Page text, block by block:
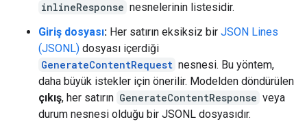
inlineResponse nesnelerinin listesidir.
Giriş dosyası: Her satırın eksiksiz bir JSON Lines
(JSONL) dosyası içerdiği
GenerateContentRequest nesnesi. Bu yöntem,
daha büyük istekler için önerilir. Modelden döndürülen
çıkış, her satırın GenerateContentResponse veya
durum nesnesi olduğu bir JSONL dosyasıdır.